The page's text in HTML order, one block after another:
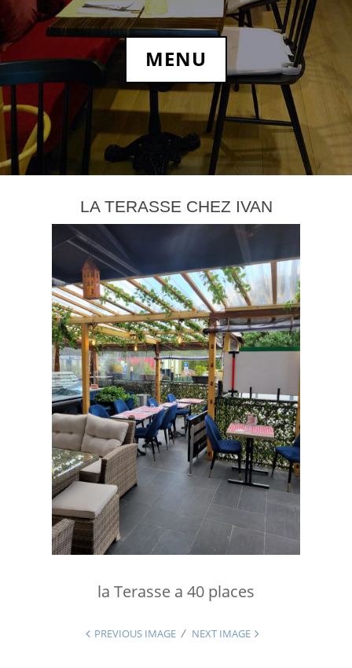
MENU
LA TERASSE CHEZ IVAN
la Terasse a 40 places
PREVIOUS IMAGE NEXT IMAGE